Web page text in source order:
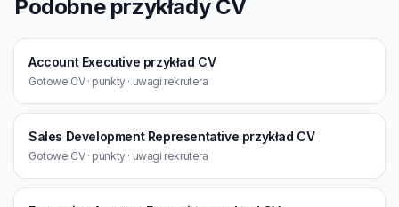
Podobne przykłady CV
Account Executive przykład CV
Gotowe CV · punkty · uwagi rekrutera
Sales Development Representative przykład CV
Gotowe CV · punkty · uwagi rekrutera